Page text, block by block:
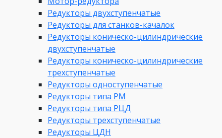
Редукторы двухступенчатые
Редукторы для станков-качалок
Редукторы коническо-цилиндрические
двухступенчатые
Редукторы коническо-цилиндрические
трехступенчатые
Редукторы одноступенчатые
Редукторы типа РМ
Редукторы типа РЦД
Редукторы трехступенчатые
Редукторы ЦДН